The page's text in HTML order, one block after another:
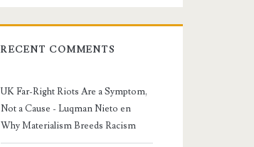
RECENT COMMENTS
UK Far-Right Riots Are a Symptom,
Not a Cause - Luqman Nieto en
Why Materialism Breeds Racism